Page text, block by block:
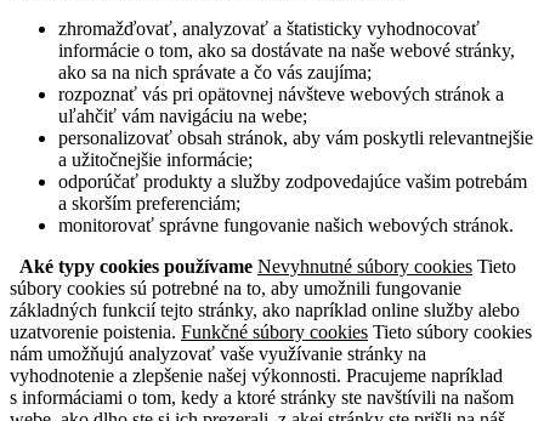
zhromažďovať, analyzovať a štatisticky vyhodnocovať
informácie o tom, ako sa dostávate na naše webové stránky,
ako sa na nich správate a čo vás zaujíma;
rozpoznať vás pri opätovnej návšteve webových stránok a
uľahčiť vám navigáciu na webe;
personalizovať obsah stránok, aby vám poskytli relevantnejšie
a užitočnejšie informácie;
odporúčať produkty a služby zodpovedajúce vašim potrebám
a skorším preferenciám;
monitorovať správne fungovanie našich webových stránok.
Aké typy cookies používame Nevyhnutné súbory cookies Tieto
súbory cookies sú potrebné na to, aby umožnili fungovanie
základných funkcií tejto stránky, ako napríklad online služby alebo
uzatvorenie poistenia. Funkčné súbory cookies Tieto súbory cookies
nám umožňujú analyzovať vaše využívanie stránky na
vyhodnotenie a zlepšenie našej výkonnosti. Pracujeme napríklad
s informáciami o tom, kedy a ktoré stránky ste navštívili na našom